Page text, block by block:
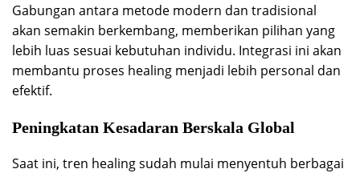
Gabungan antara metode modern dan tradisional
akan semakin berkembang, memberikan pilihan yang
lebih luas sesuai kebutuhan individu. Integrasi ini akan
membantu proses healing menjadi lebih personal dan
efektif.
Peningkatan Kesadaran Berskala Global
Saat ini, tren healing sudah mulai menyentuh berbagai